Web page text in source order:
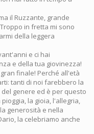
il Ruzzante, grande
in fretta mi sono
della leggera
e ci hai
e della tua giovinezza!
finale! Perché all'età
tanti di noi farebbero la
genere ed è per questo
la gioia, l'allegria,
generosità e nella
la celebriamo anche